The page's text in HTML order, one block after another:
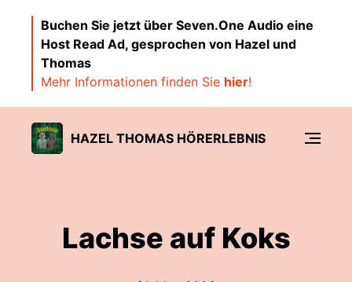
Buchen Sie jetzt über Seven.One Audio eine
Host Read Ad, gesprochen von Hazel und
Thomas
Mehr Informationen finden Sie hier!
HAZEL THOMAS HÖRERLEBNIS
Lachse auf Koks